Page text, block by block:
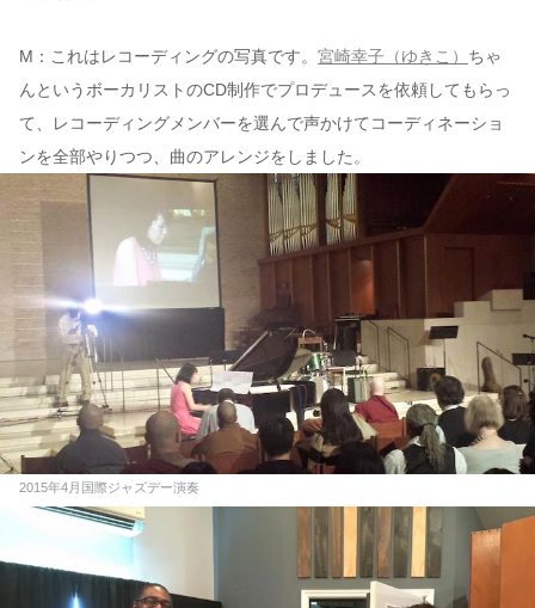
M：これはレコーディングの写真です。 宮崎幸子（ゆきこ） ちゃ
んというボーカリストのCD制作でプロデュースを依頼してもらっ
て、レコーディングメンバーを選んで声かけてコーディネーショ
ンを全部やりつつ、曲のアレンジをしました。
2015年4月国際ジャズデー演奏